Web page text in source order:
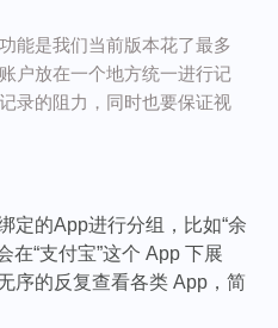
能是我们当前版本花了最多
户放在一个地方统一进行记
录的阻力，同时也要保证视
定的App进行分组，比如“余
在“支付宝”这个 App 下展
序的反复查看各类 App，简